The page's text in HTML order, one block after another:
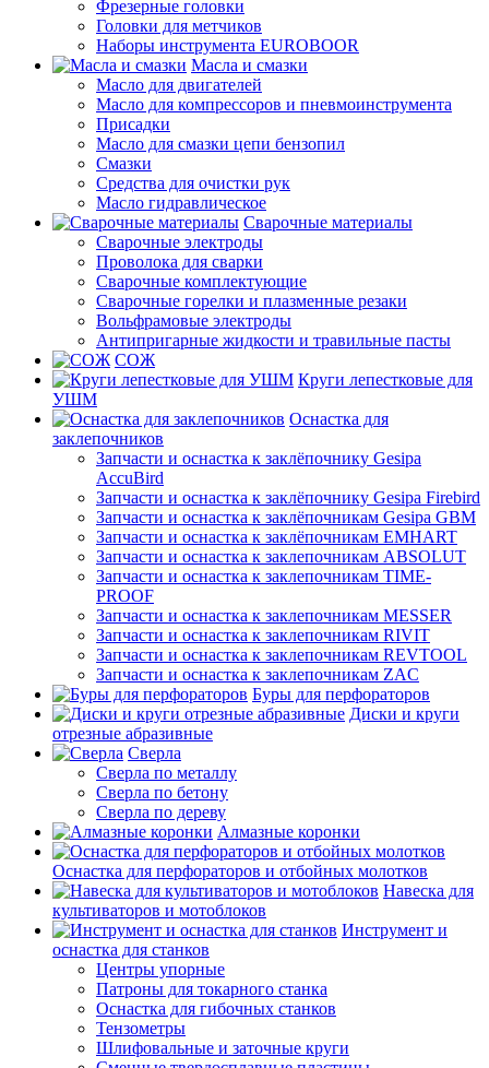
Фрезерные головки
Головки для метчиков
Наборы инструмента EUROBOOR
Масла и смазки
Масло для двигателей
Масло для компрессоров и пневмоинструмента
Присадки
Масло для смазки цепи бензопил
Смазки
Средства для очистки рук
Масло гидравлическое
Сварочные материалы
Сварочные электроды
Проволока для сварки
Сварочные комплектующие
Сварочные горелки и плазменные резаки
Вольфрамовые электроды
Антипригарные жидкости и травильные пасты
СОЖ
Круги лепестковые для
УШМ
Оснастка для
заклепочников
Запчасти и оснастка к заклёпочнику Gesipa
AccuBird
Запчасти и оснастка к заклёпочнику Gesipa Firebird
Запчасти и оснастка к заклёпочникам Gesipa GBM
Запчасти и оснастка к заклёпочникам EMHART
Запчасти и оснастка к заклепочникам ABSOLUT
Запчасти и оснастка к заклепочникам TIME-
PROOF
Запчасти и оснастка к заклепочникам MESSER
Запчасти и оснастка к заклепочникам RIVIT
Запчасти и оснастка к заклепочникам REVTOOL
Запчасти и оснастка к заклепочникам ZAC
Буры для перфораторов
Диски и круги
отрезные абразивные
Сверла
Сверла по металлу
Сверла по бетону
Сверла по дереву
Алмазные коронки
Оснастка для перфораторов и отбойных молотков
Навеска для
культиваторов и мотоблоков
Инструмент и
оснастка для станков
Центры упорные
Патроны для токарного станка
Оснастка для гибочных станков
Тензометры
Шлифовальные и заточные круги